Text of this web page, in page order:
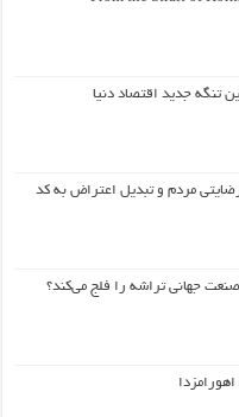
تنگه جدید اقتصاد دنیا
مردم و تبدیل اعتراض به کد
جهانی تراشه را فلج می‌کند؟